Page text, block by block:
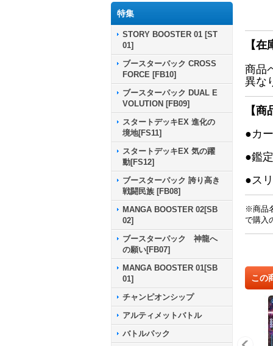
特集
STORY BOOSTER 01 [ST
01]
ブースターパック CROSS
FORCE [FB10]
ブースターパック DUAL E
VOLUTION [FB09]
スタートデッキEX 進化の
境地[FS11]
スタートデッキEX 気の躍
動[FS12]
ブースターパック 誇り高き
戦闘民族 [FB08]
MANGA BOOSTER 02[SB
02]
ブースターパック 神龍へ
の願い[FB07]
MANGA BOOSTER 01[SB
01]
チャンピオンシップ
アルティメットバトル
バトルパック
【
商品
異な
【
●カ
●鑑
●ス
※商品
で購入
この